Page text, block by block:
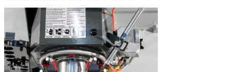
Системы
охлаждения
современного
образца
от
компании
“Титан”